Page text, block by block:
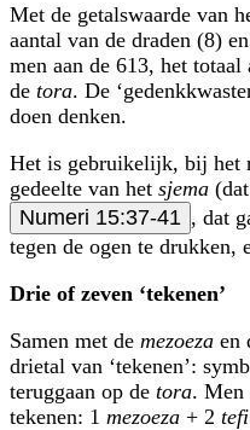
Met de getalswaarde van
aantal van de draden (8)
men aan de 613, het
de tora. De
doen denken.
Het is gebruikelijk, bij het
gedeelte van het sjema
Numeri 15:37-41 , dat
tegen de ogen te drukken,
Drie of zeven ‘tekenen’
Samen met de mezoeza en
drietal van ‘tekenen’:
teruggaan op de tora. Men
tekenen: 1 mezoeza + 2